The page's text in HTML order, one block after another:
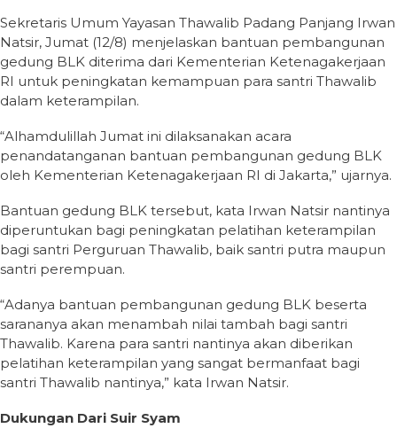
Sekretaris Umum Yayasan Thawalib Padang Panjang Irwan
Natsir, Jumat (12/8) menjelaskan bantuan pembangunan
gedung BLK diterima dari Kementerian Ketenagakerjaan
RI untuk peningkatan kemampuan para santri Thawalib
dalam keterampilan.
“Alhamdulillah Jumat ini dilaksanakan acara
penandatanganan bantuan pembangunan gedung BLK
oleh Kementerian Ketenagakerjaan RI di Jakarta,” ujarnya.
Bantuan gedung BLK tersebut, kata Irwan Natsir nantinya
diperuntukan bagi peningkatan pelatihan keterampilan
bagi santri Perguruan Thawalib, baik santri putra maupun
santri perempuan.
“Adanya bantuan pembangunan gedung BLK beserta
sarananya akan menambah nilai tambah bagi santri
Thawalib. Karena para santri nantinya akan diberikan
pelatihan keterampilan yang sangat bermanfaat bagi
santri Thawalib nantinya,” kata Irwan Natsir.
Dukungan Dari Suir Syam